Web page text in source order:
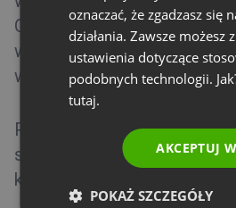
Oznacza to, że są dostępne
wideo (czyli dwa miejsca)
wydarzenia oraz prezentera.
Płatne konta pozwalają na
strumienia z 8 kamer
kamer podczas spotkania.
oznaczać, że zgadzasz się
działania. Zawsze możesz
ustawienia dotyczące
podobnych technologii.
tutaj.
AKCEPTUJ
POKAŻ SZCZEGÓŁY